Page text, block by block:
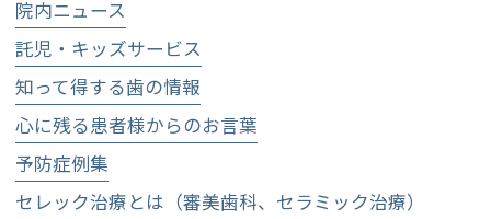
院内ニュース
託児・キッズサービス
知って得する歯の情報
心に残る患者様からのお言葉
予防症例集
セレック治療とは（審美歯科、セラミック治療）